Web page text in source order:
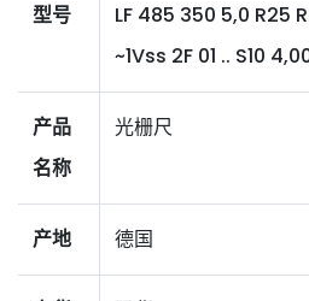
型号
LF 485 350 5,0 R25
~1Vss 2F 01 .. S10
产品
名称
光栅尺
产地 德国